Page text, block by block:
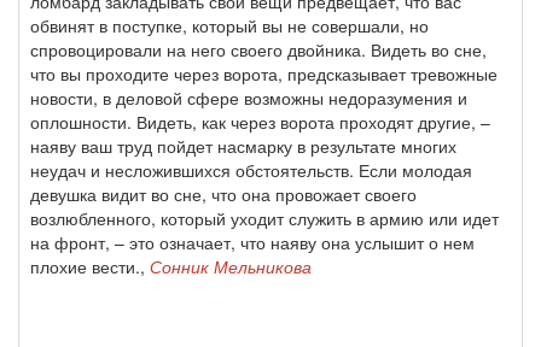
обвинят в поступке, который вы не совершали, но
спровоцировали на него своего двойника. Видеть во сне,
что вы проходите через ворота, предсказывает тревожные
новости, в деловой сфере возможны недоразумения и
оплошности. Видеть, как через ворота проходят другие, –
наяву ваш труд пойдет насмарку в результате многих
неудач и несложившихся обстоятельств. Если молодая
девушка видит во сне, что она провожает своего
возлюбленного, который уходит служить в армию или идет
на фронт, – это означает, что наяву она услышит о нем
плохие вести., Сонник Мельникова